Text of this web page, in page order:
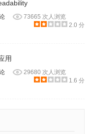
73665 次人浏览
2.0 分
用
29680 次人浏览
1.6 分